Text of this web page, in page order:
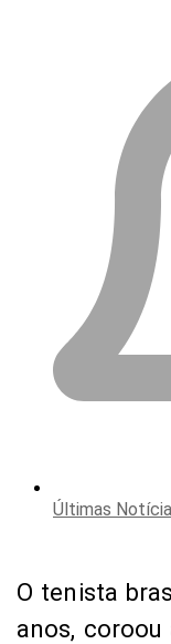
Últimas
O tenista
anos,